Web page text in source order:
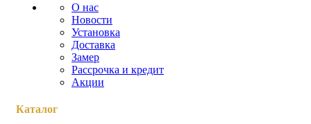
О нас
Новости
Установка
Доставка
Замер
Рассрочка и кредит
Акции
Каталог